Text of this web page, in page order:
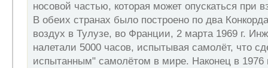
носовой частью, которая может опускаться при
В обеих странах было построено по два
воздух в Тулузе, во Франции, 2 марта 1969 г.
налетали 5000 часов, испытывая самолёт, что
испытанным" самолётом в мире. Наконец в 1976